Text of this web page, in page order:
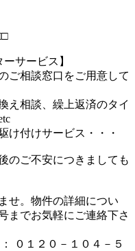
サービス】
ご相談窓口をご用意して
え相談、繰上返済のタイ
け付けサービス・・・
のご不安につきましても
せ。物件の詳細につい
までお気軽にご連絡下さ
０１２０－１０４－５